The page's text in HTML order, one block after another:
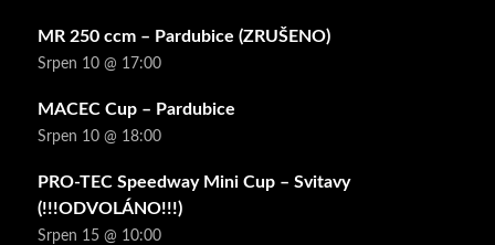
MR 250 ccm – Pardubice (ZRUŠENO)
Srpen 10 @ 17:00
MACEC Cup – Pardubice
Srpen 10 @ 18:00
PRO-TEC Speedway Mini Cup – Svitavy
(!!!ODVOLÁNO!!!)
Srpen 15 @ 10:00